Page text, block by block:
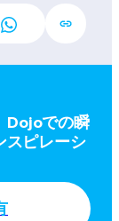
Dojoでの瞬
スピレーシ